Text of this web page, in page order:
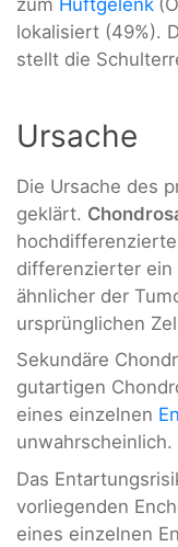
lokalisiert (49%).
stellt die
Ursache
Die Ursache des
geklärt.
differenzierter ein
ähnlicher der
ursprünglichen
Sekundäre
gutartigen
eines einzelnen
unwahrscheinlich.
Das
vorliegenden
eines einzelnen